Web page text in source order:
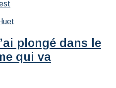
plongé dans le
qui va